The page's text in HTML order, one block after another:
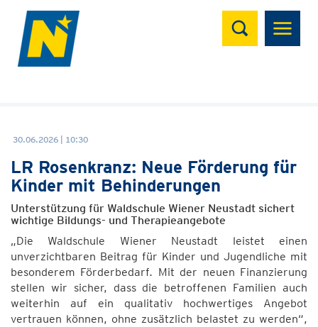
Suchen
30.06.2026 | 10:30
LR Rosenkranz: Neue Förderung für
Kinder mit Behinderungen
Unterstützung für Waldschule Wiener Neustadt sichert
wichtige Bildungs- und Therapieangebote
„Die Waldschule Wiener Neustadt leistet einen
unverzichtbaren Beitrag für Kinder und Jugendliche mit
besonderem Förderbedarf. Mit der neuen Finanzierung
stellen wir sicher, dass die betroffenen Familien auch
weiterhin auf ein qualitativ hochwertiges Angebot
vertrauen können, ohne zusätzlich belastet zu werden“,